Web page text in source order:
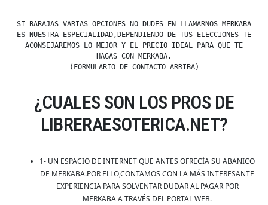
SI BARAJAS VARIAS OPCIONES NO DUDES EN LLAMARNOS MERKABA
ES NUESTRA ESPECIALIDAD,DEPENDIENDO DE TUS ELECCIONES TE
ACONSEJAREMOS LO MEJOR Y EL PRECIO IDEAL PARA QUE TE
HAGAS CON MERKABA.
(FORMULARIO DE CONTACTO ARRIBA)
¿CUALES SON LOS PROS DE
LIBRERAESOTERICA.NET?
1- UN ESPACIO DE INTERNET QUE ANTES OFRECÍA SU ABANICO
DE MERKABA.POR ELLO,CONTAMOS CON LA MÁS INTERESANTE
EXPERIENCIA PARA SOLVENTAR DUDAR AL PAGAR POR
MERKABA A TRAVÉS DEL PORTAL WEB.